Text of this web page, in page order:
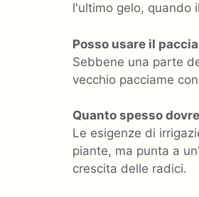
l'ultimo gelo, quando
Posso usare il
Sebbene una parte
vecchio pacciame
Quanto spesso
Le esigenze di
piante, ma punta a
crescita delle radici.